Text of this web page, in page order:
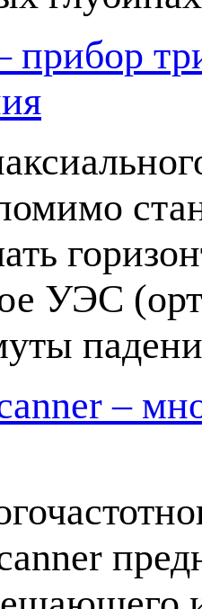
прибор
УЭС
–